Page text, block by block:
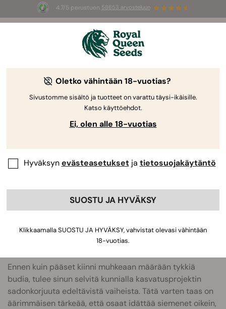
4.7/5 perustuen 58653 arvosteluun
Summer Sales: jopa –50 %
valikoiduista tuotteista! ⏤
Kannabiksen kasvatusopas Royal Queen Seedsiltä
Kasvatusopas Aihehaku
Siementen Idättämiseen
Ennen kuin pääset kiinni muhkeaan määrään tykkiä
budia, tulee sinun selvitä kunnialla kasvatusprojektin
sadonkorjuuta edeltävistä vaiheista. Tätä varten taas on
äärimmäisen tärkeää, että osaat idättää siemenet oikein,
Oletko vähintään 18-vuotias?
Sivustomme sisältö ja tuotteet on varattu täysi-ikäisille.
Katso käyttöehdot.
Ei, olen alle 18-vuotias
Hyväksynevästeasetuksetja tietosuojakäytäntö
SUOSTU JA HYVÄKSY
Klikkaamalla SUOSTU JA HYVÄKSY, vahvistat olevasi vähintään
18-vuotias.